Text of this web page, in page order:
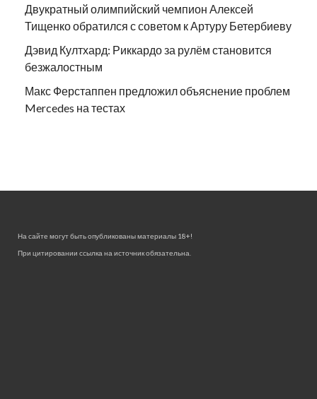
Двукратный олимпийский чемпион Алексей
Тищенко обратился с советом к Артуру Бетербиеву
Дэвид Култхард: Риккардо за рулём становится
безжалостным
Макс Ферстаппен предложил объяснение проблем
Mercedes на тестах
На сайте могут быть опубликованы материалы 18+!
При цитировании ссылка на источник обязательна.